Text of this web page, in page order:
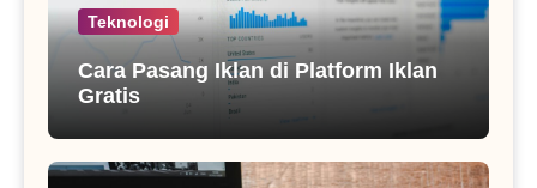
Teknologi
Cara Pasang Iklan di Platform Iklan
Gratis